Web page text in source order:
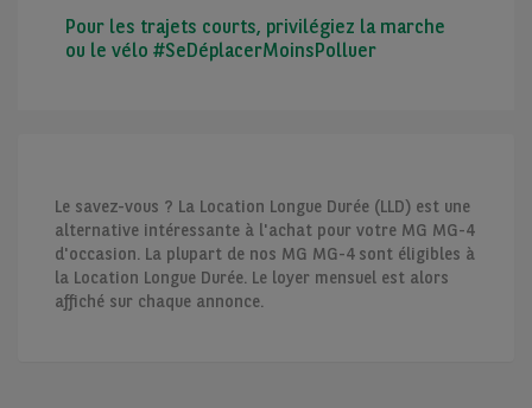
Pour les trajets courts, privilégiez la marche
ou le vélo #SeDéplacerMoinsPolluer
Le savez-vous ? La Location Longue Durée (LLD) est une
alternative intéressante à l'achat pour votre MG MG-4
d'occasion. La plupart de nos MG MG-4 sont éligibles à
la Location Longue Durée. Le loyer mensuel est alors
affiché sur chaque annonce.